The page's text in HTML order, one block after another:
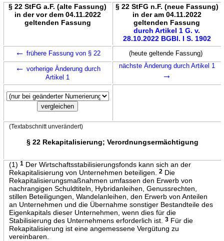
§ 22 StFG a.F. (alte Fassung)
in der vor dem 04.11.2022
geltenden Fassung
§ 22 StFG n.F. (neue Fassung)
in der am 04.11.2022
geltenden Fassung
durch Artikel 1 G. v.
28.10.2022 BGBl. I S. 1902
← frühere Fassung von § 22 (heute geltende Fassung)
← vorherige Änderung durch
Artikel 1
nächste Änderung durch Artikel 1
→
(Textabschnitt unverändert)
§ 22 Rekapitalisierung; Verordnungsermächtigung
(1) 1Der Wirtschaftsstabilisierungsfonds kann sich an der
Rekapitalisierung von Unternehmen beteiligen.
2Die
Rekapitalisierungsmaßnahmen umfassen den Erwerb von
nachrangigen Schuldtiteln, Hybridanleihen, Genussrechten,
stillen Beteiligungen, Wandelanleihen, den Erwerb von Anteilen
an Unternehmen und die Übernahme sonstiger Bestandteile des
Eigenkapitals dieser Unternehmen, wenn dies für die
Stabilisierung des Unternehmens erforderlich ist.
3Für die
Rekapitalisierung ist eine angemessene Vergütung zu
vereinbaren.